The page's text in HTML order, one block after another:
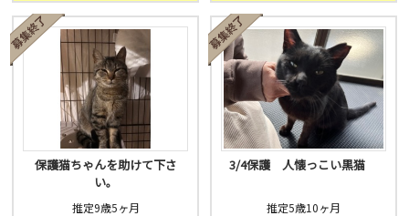
保護猫ちゃんを助けて下さ
い。
推定9歳5ヶ月
3/4保護 人懐っこい黒猫
推定5歳10ヶ月